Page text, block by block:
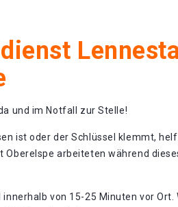
und im Notfall zur Stelle!
ist oder der Schlüssel klemmt,
Oberelspe arbeiteten während
von 15-25 Minuten vor Ort.